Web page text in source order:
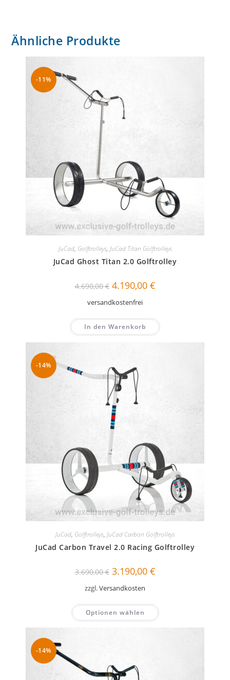
Ähnliche Produkte
-11%
JuCad, Golftrolleys, JuCad Titan Golftrolleys
JuCad Ghost Titan 2.0 Golftrolley
4.690,00€ Ursprünglicher
Preis
war:
4.690,00 €
4.190,00 €Aktueller
Preis
versandkostenfrei
In den Warenkorb
-14%
JuCad, Golftrolleys, JuCad Carbon Golftrolleys
JuCad Carbon Travel 2.0 Racing Golftrolley
3.690,00€ Ursprünglicher
Preis
war:
3.690,00 €
3.190,00 €Aktueller
Preis
zzgl.Versandkosten
Optionen wählen
-14%